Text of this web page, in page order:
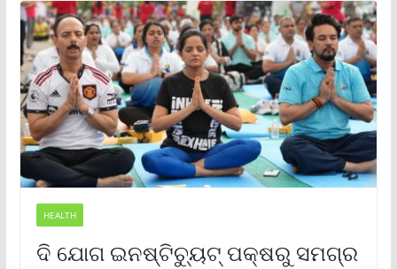
HEALTH
ଦି ଯୋଗ ଇନଷ୍ଟିଚ୍ୟୁଟ୍ ପକ୍ଷରୁ ସମଗ୍ର